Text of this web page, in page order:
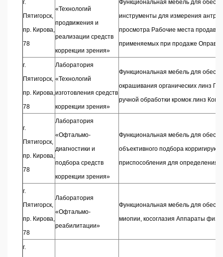
г.
Пятигорск,
пр. Кирова,
78
«Технологий
продвижения и
реализации средств
коррекции зрения»
Функциональная мебель для
инструменты для измерения
просмотра Рабочие места
применяемых при продаже Оправы
г.
Пятигорск,
пр. Кирова,
78
Лаборатория
«Технологий
изготовления средств
коррекции зрения»
Функциональная мебель для
окрашивания органических линз
ручной обработки кромок линз
г.
Пятигорск,
пр. Кирова,
78
Лаборатория
«Офтальмо-
диагностики и
подбора средств
коррекции зрения»
Функциональная мебель для
объективного подбора
приспособления для определения
г.
Пятигорск,
пр. Кирова,
78
Лаборатория
«Офтальмо-
реабилитации»
Функциональная мебель для
миопии, косоглазия Аппараты
г.